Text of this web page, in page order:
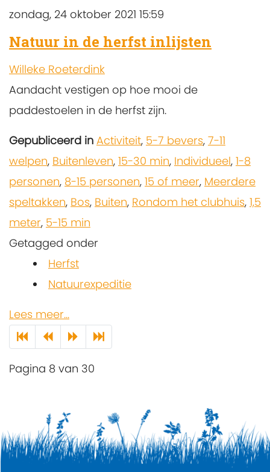
zondag, 24 oktober 2021 15:59
Natuur in de herfst inlijsten
Willeke Roeterdink
Aandacht vestigen op hoe mooi de
paddestoelen in de herfst zijn.
Gepubliceerd in Activiteit, 5-7 bevers, 7-11
welpen, Buitenleven, 15-30 min, Individueel, 1-8
personen, 8-15 personen, 15 of meer, Meerdere
speltakken, Bos, Buiten, Rondom het clubhuis, 1,5
meter, 5-15 min
Getagged onder
Herfst
Natuurexpeditie
Lees meer...
Pagina 8 van 30